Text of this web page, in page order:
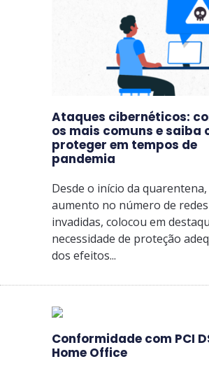
Ataques cibernéticos:
os mais comuns e saiba
proteger em tempos de
pandemia
Desde o início da quarentena,
aumento no número de redes
invadidas, colocou em
necessidade de proteção
dos efeitos...
Conformidade com PCI
Home Office